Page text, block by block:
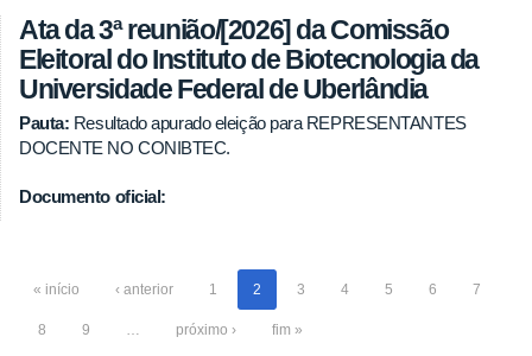
Ata da 3ª reunião/[2026] da Comissão
Eleitoral do Instituto de Biotecnologia da
Universidade Federal de Uberlândia
Pauta: Resultado apurado eleição para REPRESENTANTES
DOCENTE NO CONIBTEC.
Documento oficial:
« início ‹ anterior 1 2 3 4 5 6 7
8 9 … próximo › fim »